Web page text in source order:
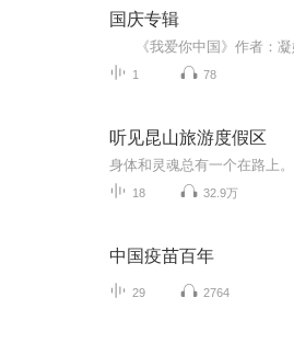
国庆专辑
1 78
听见昆山旅游度假区
18 32.9万
中国疫苗百年
29 2764